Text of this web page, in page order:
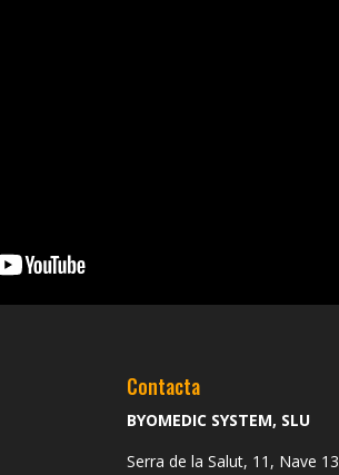
Contacta
BYOMEDIC SYSTEM, SLU
Serra de la Salut, 11, Nave 13